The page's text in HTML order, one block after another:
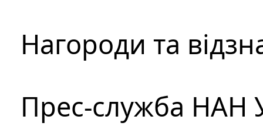
Нагороди та
Прес-служба НАН